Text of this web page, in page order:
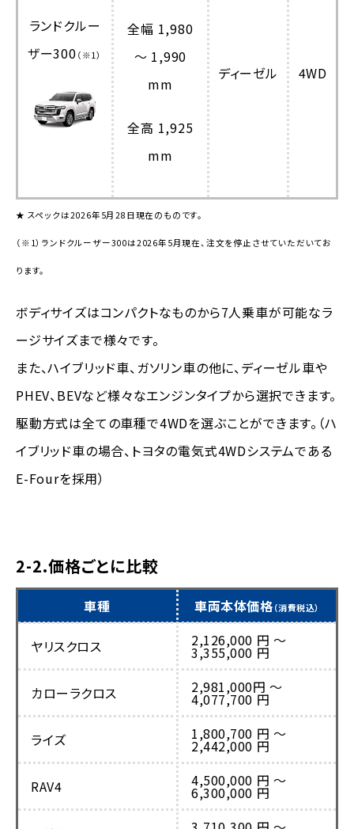
ランドクルー
ザー300 （※1）
全幅 1,980
～ 1,990
mm
全高 1,925
mm
ディーゼル 4WD
★ スペックは2026年5月28日現在のものです。
（※1）ランドクルーザー300は2026年5月現在、注文を停止させていただいてお
ります。
ボディサイズはコンパクトなものから7人乗車が可能なラ
ージサイズまで様々です。
また、ハイブリッド車、ガソリン車の他に、ディーゼル車や
PHEV、BEVなど様々なエンジンタイプから選択できます。
駆動方式は全ての車種で4WDを選ぶことができます。（ハ
イブリッド車の場合、トヨタの電気式4WDシステムである
E-Fourを採用）
2-2.価格ごとに比較
車種 車両本体価格 （消費税込）
ヤリスクロス 2,126,000 円 〜
3,355,000 円
カローラクロス 2,981,000円 〜
4,077,700 円
ライズ 1,800,700 円 〜
2,442,000 円
RAV4 4,500,000 円 〜
6,300,000 円